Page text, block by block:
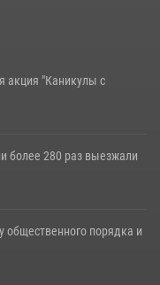
акция "Каникулы с
более 280 раз выезжали
общественного порядка и